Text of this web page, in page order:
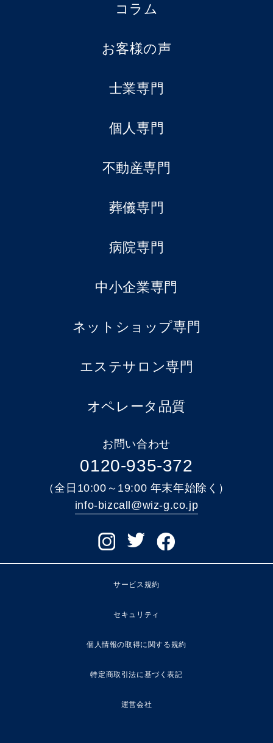
コラム
お客様の声
士業専門
個人専門
不動産専門
葬儀専門
病院専門
中小企業専門
ネットショップ専門
エステサロン専門
オペレータ品質
お問い合わせ
0120-935-372
（全日10:00～19:00 年末年始除く）
info-bizcall@wiz-g.co.jp
サービス規約
セキュリティ
個人情報の取得に関する規約
特定商取引法に基づく表記
運営会社